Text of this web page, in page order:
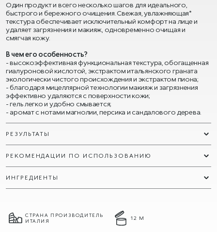
Один продукт и всего несколько шагов для идеального,
быстрого и бережного очищения. Свежая, увлажняющая*
текстура обеспечивает исключительный комфорт на лице и
удаляет загрязнения и макияж, одновременно очищая и
смягчая кожу.
В чем его особенность?
- высокоэффективная функциональная текстура, обогащенная
гиалуроновой кислотой, экстрактом итальянского граната
экологически чистого происхождения и экстрактом пиона;
- благодаря мицеллярной технологии макияж и загрязнения
эффективно удаляются с поверхности кожи;
- гель легко и удобно смывается;
- аромат с нотами магнолии, персика и сандалового дерева.
РЕЗУЛЬТАТЫ
РЕКОМЕНДАЦИИ ПО ИСПОЛЬЗОВАНИЮ
ИНГРЕДИЕНТЫ
СТРАНА ПРОИЗВОДИТЕЛЬ
ИТАЛИЯ
12 М